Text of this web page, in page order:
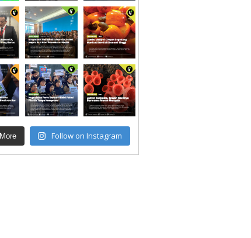
Follow on Instagram